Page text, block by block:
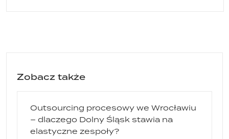
Zobacz także
Outsourcing procesowy we Wrocławiu
– dlaczego Dolny Śląsk stawia na
elastyczne zespoły?